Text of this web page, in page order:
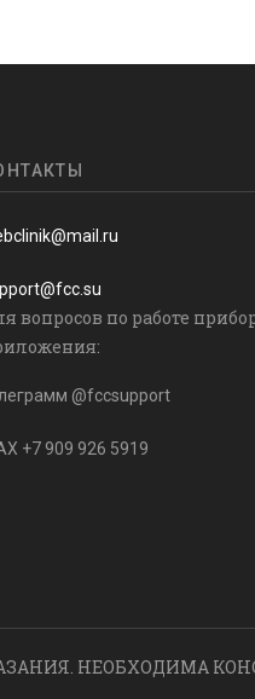
вопросов по работе
@fccsupport
+7 909 926 5919
НЕОБХОДИМА